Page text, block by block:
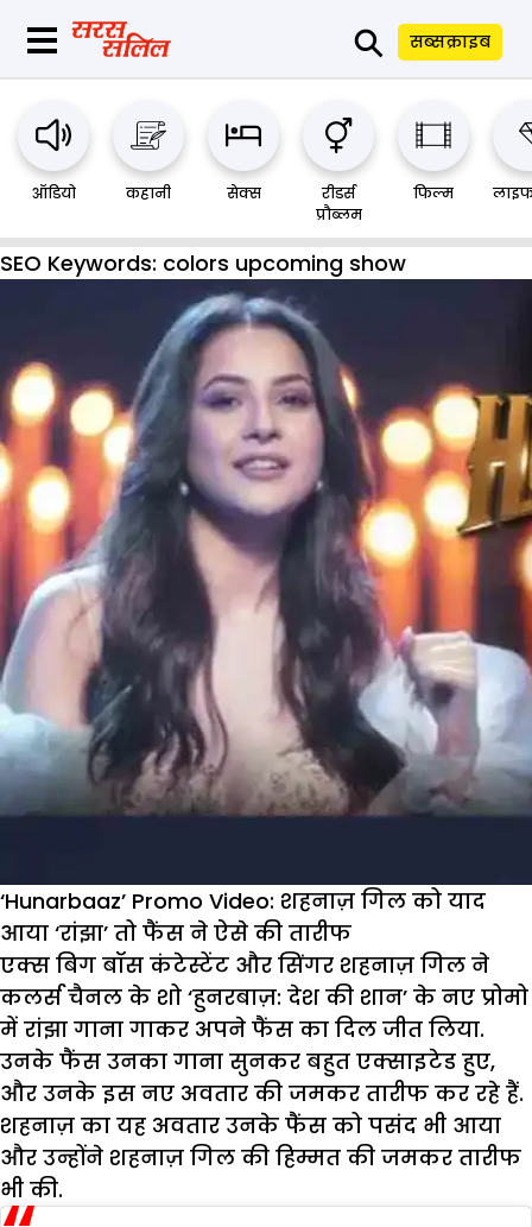
⚲ सब्सक्राइब
ऑडियो कहानी सेक्स
रीडर्स
प्रौब्लम
फिल्म
SEO Keywords: colors upcoming show
‘Hunarbaaz’ Promo Video: शहनाज़ गिल को याद
आया ‘रांझा’ तो फैंस ने ऐसे की तारीफ
एक्स बिग बॉस कंटेस्टेंट और सिंगर शहनाज़ गिल ने
कलर्स चैनल के शो ‘हुनरबाज़: देश की शान’ के नए प्रोमो
में रांझा गाना गाकर अपने फैंस का दिल जीत लिया.
उनके फैंस उनका गाना सुनकर बहुत एक्साइटेड हुए,
और उनके इस नए अवतार की जमकर तारीफ कर रहे हैं.
शहनाज़ का यह अवतार उनके फैंस को पसंद भी आया
और उन्होंने शहनाज़ गिल की हिम्मत की जमकर तारीफ
भी की.